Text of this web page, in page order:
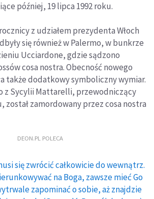
później, 19 lipca 1992 roku.
z udziałem prezydenta Włoch
się również w Palermo, w bunkrze
Ucciardone, gdzie sądzono
cosa nostra. Obecność nowego
także dodatkowy symboliczny wymiar.
z Sycylii Mattarelli, przewodniczący
został zamordowany przez cosa nostra
DEON.PL POLECA
się zwrócić całkowicie do wewnątrz.
na Boga, zawsze mieć Go
zapominać o sobie, aż znajdzie